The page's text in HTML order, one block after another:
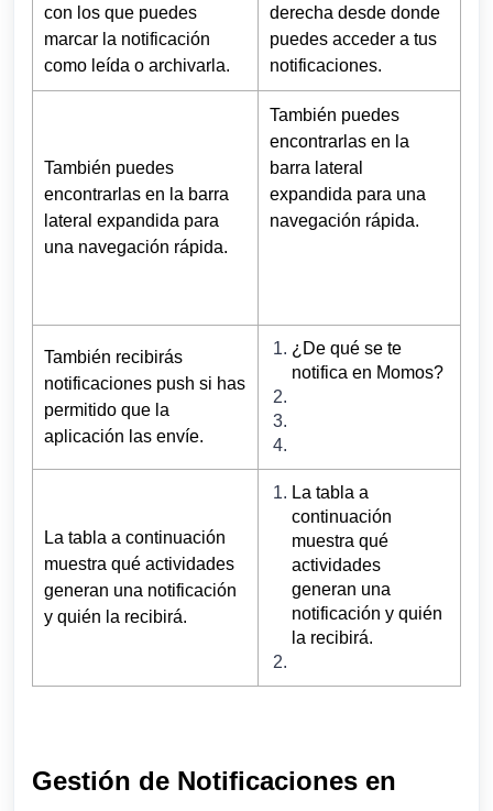
con los que puedes
marcar la notificación
como leída o archivarla.
derecha desde donde
puedes acceder a tus
notificaciones.
También puedes
encontrarlas en la barra
lateral expandida para
una navegación rápida.
También puedes
encontrarlas en la
barra lateral
expandida para una
navegación rápida.
También recibirás
notificaciones push si has
permitido que la
aplicación las envíe.
¿De qué se te
notifica en Momos?
La tabla a continuación
muestra qué actividades
generan una notificación
y quién la recibirá.
La tabla a
continuación
muestra qué
actividades
generan una
notificación y quién
la recibirá.
Gestión de Notificaciones en